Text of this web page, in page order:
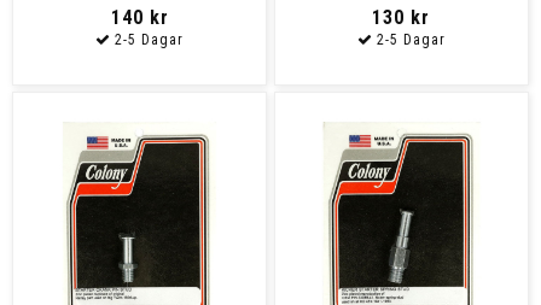
140 kr 130 kr